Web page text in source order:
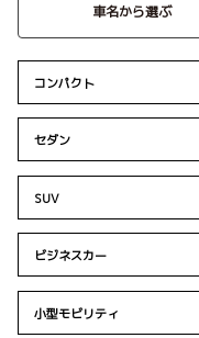
車名から選ぶ
コンパクト
セダン
SUV
ビジネスカー
小型モビリティ